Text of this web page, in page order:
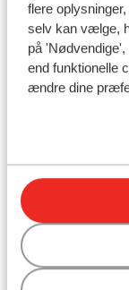
flere
selv kan vælge,
på
end funktionelle
ændre dine
I området
Adskilt fra
Afstand til
Afstand til
Afstand til
Nærmeste